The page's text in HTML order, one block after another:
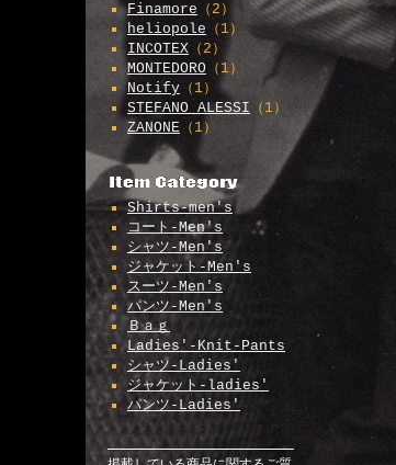
Finamore （2）
heliopole （1）
INCOTEX （2）
MONTEDORO （1）
Notify （1）
STEFANO ALESSI （1）
ZANONE （1）
Shirts-men's
コート-Men's
シャツ-Men's
ジャケット-Men's
スーツ-Men's
パンツ-Men's
Ｂａｇ
Ladies'-Knit-Pants
シャツ-Ladies'
ジャケット-ladies'
パンツ-Ladies'